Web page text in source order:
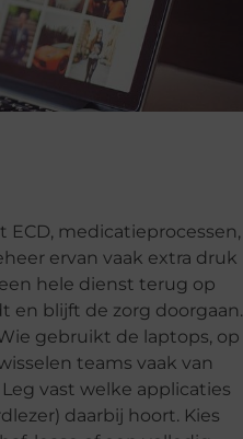
medicatieprocessen,
ervan vaak extra druk
hele dienst terug op
en blijft de zorg doorgaan.
gebruikt de laptops, op
teams vaak van
vast welke applicaties
daarbij hoort. Kies